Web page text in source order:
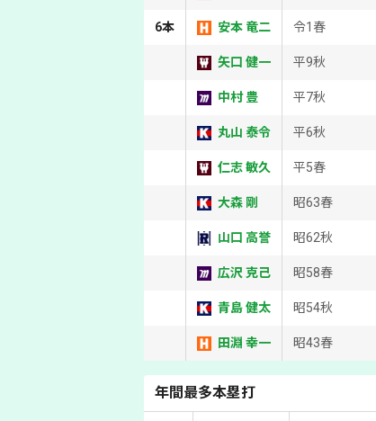
6本 安本 竜二 令1春
矢口 健一 平9秋
中村 豊 平7秋
丸山 泰令 平6秋
仁志 敏久 平5春
大森 剛 昭63春
山口 高誉 昭62秋
広沢 克己 昭58春
青島 健太 昭54秋
田淵 幸一 昭43春
年間最多本塁打